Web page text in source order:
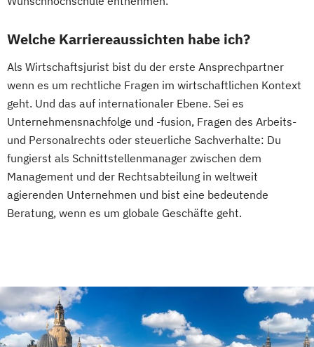
Welche Karriereaussichten habe ich?
Als Wirtschaftsjurist bist du der erste Ansprechpartner
wenn es um rechtliche Fragen im wirtschaftlichen Kontext
geht. Und das auf internationaler Ebene. Sei es
Unternehmensnachfolge und -fusion, Fragen des Arbeits-
und Personalrechts oder steuerliche Sachverhalte: Du
fungierst als Schnittstellenmanager zwischen dem
Management und der Rechtsabteilung in weltweit
agierenden Unternehmen und bist eine bedeutende
Beratung, wenn es um globale Geschäfte geht.